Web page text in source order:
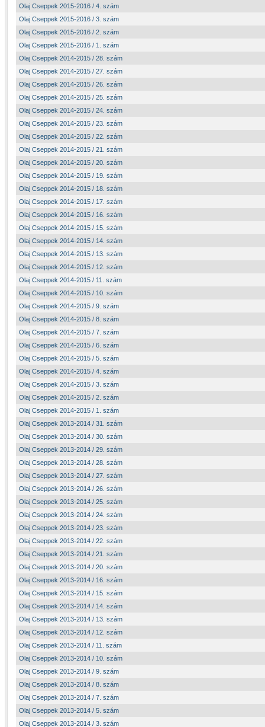
Olaj Cseppek 2015-2016 / 4. szám
Olaj Cseppek 2015-2016 / 3. szám
Olaj Cseppek 2015-2016 / 2. szám
Olaj Cseppek 2015-2016 / 1. szám
Olaj Cseppek 2014-2015 / 28. szám
Olaj Cseppek 2014-2015 / 27. szám
Olaj Cseppek 2014-2015 / 26. szám
Olaj Cseppek 2014-2015 / 25. szám
Olaj Cseppek 2014-2015 / 24. szám
Olaj Cseppek 2014-2015 / 23. szám
Olaj Cseppek 2014-2015 / 22. szám
Olaj Cseppek 2014-2015 / 21. szám
Olaj Cseppek 2014-2015 / 20. szám
Olaj Cseppek 2014-2015 / 19. szám
Olaj Cseppek 2014-2015 / 18. szám
Olaj Cseppek 2014-2015 / 17. szám
Olaj Cseppek 2014-2015 / 16. szám
Olaj Cseppek 2014-2015 / 15. szám
Olaj Cseppek 2014-2015 / 14. szám
Olaj Cseppek 2014-2015 / 13. szám
Olaj Cseppek 2014-2015 / 12. szám
Olaj Cseppek 2014-2015 / 11. szám
Olaj Cseppek 2014-2015 / 10. szám
Olaj Cseppek 2014-2015 / 9. szám
Olaj Cseppek 2014-2015 / 8. szám
Olaj Cseppek 2014-2015 / 7. szám
Olaj Cseppek 2014-2015 / 6. szám
Olaj Cseppek 2014-2015 / 5. szám
Olaj Cseppek 2014-2015 / 4. szám
Olaj Cseppek 2014-2015 / 3. szám
Olaj Cseppek 2014-2015 / 2. szám
Olaj Cseppek 2014-2015 / 1. szám
Olaj Cseppek 2013-2014 / 31. szám
Olaj Cseppek 2013-2014 / 30. szám
Olaj Cseppek 2013-2014 / 29. szám
Olaj Cseppek 2013-2014 / 28. szám
Olaj Cseppek 2013-2014 / 27. szám
Olaj Cseppek 2013-2014 / 26. szám
Olaj Cseppek 2013-2014 / 25. szám
Olaj Cseppek 2013-2014 / 24. szám
Olaj Cseppek 2013-2014 / 23. szám
Olaj Cseppek 2013-2014 / 22. szám
Olaj Cseppek 2013-2014 / 21. szám
Olaj Cseppek 2013-2014 / 20. szám
Olaj Cseppek 2013-2014 / 16. szám
Olaj Cseppek 2013-2014 / 15. szám
Olaj Cseppek 2013-2014 / 14. szám
Olaj Cseppek 2013-2014 / 13. szám
Olaj Cseppek 2013-2014 / 12. szám
Olaj Cseppek 2013-2014 / 11. szám
Olaj Cseppek 2013-2014 / 10. szám
Olaj Cseppek 2013-2014 / 9. szám
Olaj Cseppek 2013-2014 / 8. szám
Olaj Cseppek 2013-2014 / 7. szám
Olaj Cseppek 2013-2014 / 5. szám
Olaj Cseppek 2013-2014 / 3. szám